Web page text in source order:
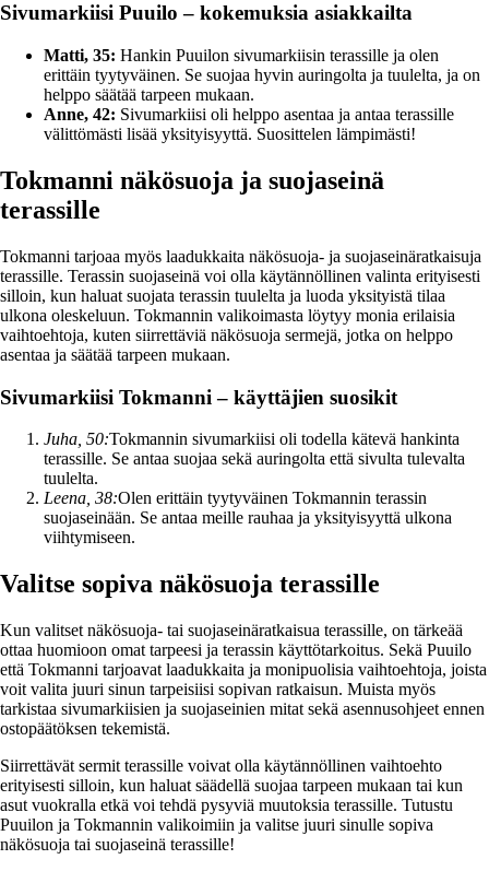
Sivumarkiisi Puuilo – kokemuksia asiakkailta
Matti, 35: Hankin Puuilon sivumarkiisin terassille ja olen
erittäin tyytyväinen. Se suojaa hyvin auringolta ja tuulelta, ja on
helppo säätää tarpeen mukaan.
Anne, 42: Sivumarkiisi oli helppo asentaa ja antaa terassille
välittömästi lisää yksityisyyttä. Suosittelen lämpimästi!
Tokmanni näkösuoja ja suojaseinä
terassille
Tokmanni tarjoaa myös laadukkaita näkösuoja- ja suojaseinäratkaisuja
terassille. Terassin suojaseinä voi olla käytännöllinen valinta erityisesti
silloin, kun haluat suojata terassin tuulelta ja luoda yksityistä tilaa
ulkona oleskeluun. Tokmannin valikoimasta löytyy monia erilaisia
vaihtoehtoja, kuten siirrettäviä näkösuoja sermejä, jotka on helppo
asentaa ja säätää tarpeen mukaan.
Sivumarkiisi Tokmanni – käyttäjien suosikit
Juha, 50:Tokmannin sivumarkiisi oli todella kätevä hankinta
terassille. Se antaa suojaa sekä auringolta että sivulta tulevalta
tuulelta.
Leena, 38:Olen erittäin tyytyväinen Tokmannin terassin
suojaseinään. Se antaa meille rauhaa ja yksityisyyttä ulkona
viihtymiseen.
Valitse sopiva näkösuoja terassille
Kun valitset näkösuoja- tai suojaseinäratkaisua terassille, on tärkeää
ottaa huomioon omat tarpeesi ja terassin käyttötarkoitus. Sekä Puuilo
että Tokmanni tarjoavat laadukkaita ja monipuolisia vaihtoehtoja, joista
voit valita juuri sinun tarpeisiisi sopivan ratkaisun. Muista myös
tarkistaa sivumarkiisien ja suojaseinien mitat sekä asennusohjeet ennen
ostopäätöksen tekemistä.
Siirrettävät sermit terassille voivat olla käytännöllinen vaihtoehto
erityisesti silloin, kun haluat säädellä suojaa tarpeen mukaan tai kun
asut vuokralla etkä voi tehdä pysyviä muutoksia terassille. Tutustu
Puuilon ja Tokmannin valikoimiin ja valitse juuri sinulle sopiva
näkösuoja tai suojaseinä terassille!